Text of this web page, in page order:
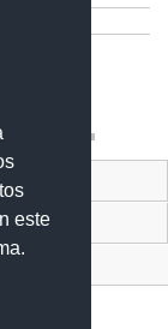
este
(SNI)